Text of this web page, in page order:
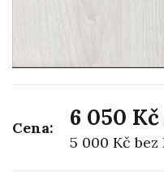
Cena: 6 050 Kč
5 000 Kčbez